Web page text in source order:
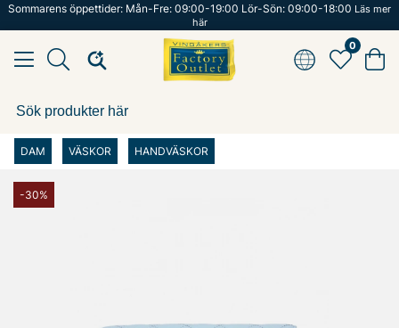
Sommarens öppettider: Mån-Fre: 09:00-19:00 Lör-Sön: 09:00-18:00 Läs mer
här
0
DAM VÄSKOR HANDVÄSKOR
-30%